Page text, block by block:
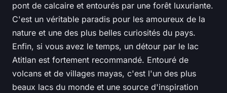
pont de calcaire et entourés par une forêt luxuriante.
C'est un véritable paradis pour les amoureux de la
nature et une des plus belles curiosités du pays.
Enfin, si vous avez le temps, un détour par le lac
Atitlan est fortement recommandé. Entouré de
volcans et de villages mayas, c'est l'un des plus
beaux lacs du monde et une source d'inspiration